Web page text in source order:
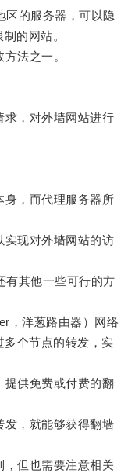
的服务器，可以隐
的网站。
法之一。
，对外墙网站进行
，而代理服务器所
现对外墙网站的访
其他一些可行的方
洋葱路由器）网络
个节点的转发，实
供免费或付费的翻
，就能够获得翻墙
但也需要注意相关